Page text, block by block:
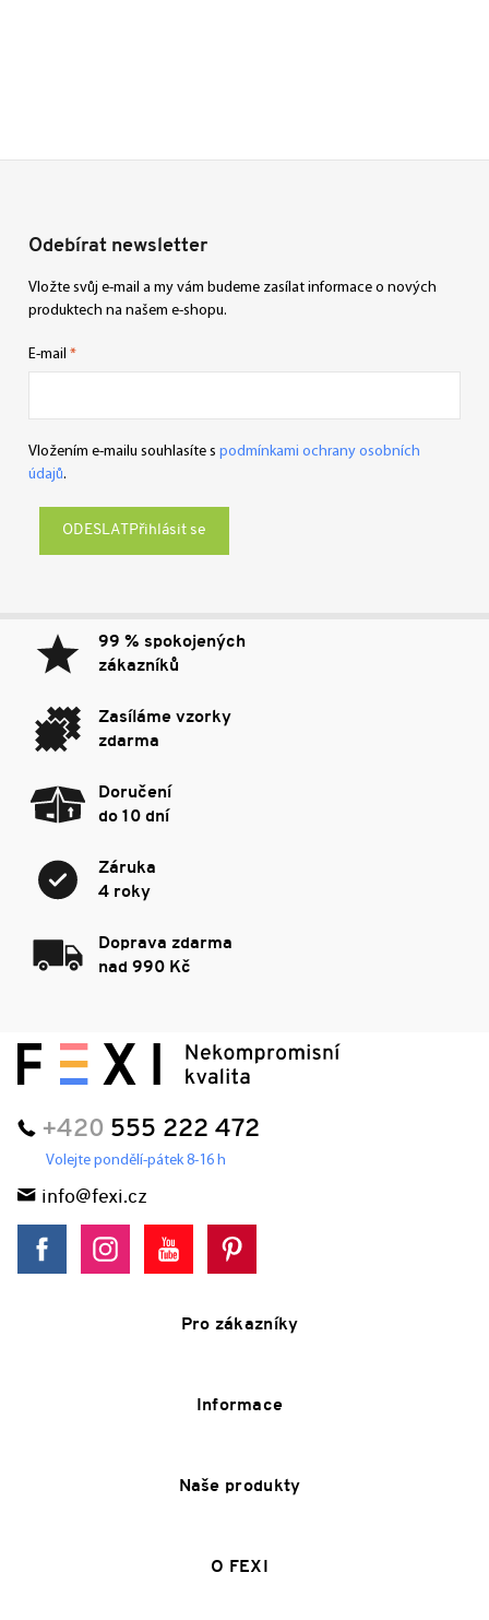
Odebírat newsletter
Vložte svůj e-mail a my vám budeme zasílat informace o nových
produktech na našem e-shopu.
E-mail
Vložením e-mailu souhlasíte s podmínkami ochrany osobních
údajů.
Přihlásit se
99 % spokojených
zákazníků
Zasíláme vzorky
zdarma
Doručení
do 10 dní
Záruka
4 roky
Doprava zdarma
nad 990 Kč
+420 555 222 472
Volejte pondělí-pátek 8-16 h
info@fexi.cz
Pro zákazníky
Informace
Naše produkty
O FEXI